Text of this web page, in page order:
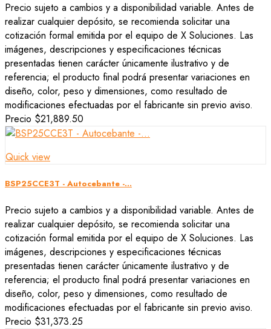
Precio sujeto a cambios y a disponibilidad variable. Antes de
realizar cualquier depósito, se recomienda solicitar una
cotización formal emitida por el equipo de X Soluciones. Las
imágenes, descripciones y especificaciones técnicas
presentadas tienen carácter únicamente ilustrativo y de
referencia; el producto final podrá presentar variaciones en
diseño, color, peso y dimensiones, como resultado de
modificaciones efectuadas por el fabricante sin previo aviso.
Precio $21,889.50
Quick view
BSP25CCE3T - Autocebante -...
Precio sujeto a cambios y a disponibilidad variable. Antes de
realizar cualquier depósito, se recomienda solicitar una
cotización formal emitida por el equipo de X Soluciones. Las
imágenes, descripciones y especificaciones técnicas
presentadas tienen carácter únicamente ilustrativo y de
referencia; el producto final podrá presentar variaciones en
diseño, color, peso y dimensiones, como resultado de
modificaciones efectuadas por el fabricante sin previo aviso.
Precio $31,373.25